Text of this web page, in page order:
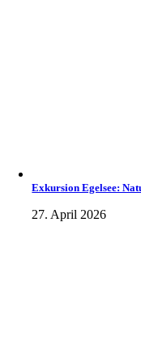
Exkursion Egelsee:
27. April 2026